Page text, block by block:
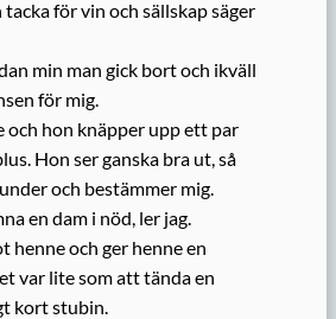
tacka för vin och sällskap säger
min man gick bort och ikväll
för mig.
och hon knäpper upp ett par
Hon ser ganska bra ut, så
och bestämmer mig.
en dam i nöd, ler jag.
henne och ger henne en
var lite som att tända en
kort stubin.